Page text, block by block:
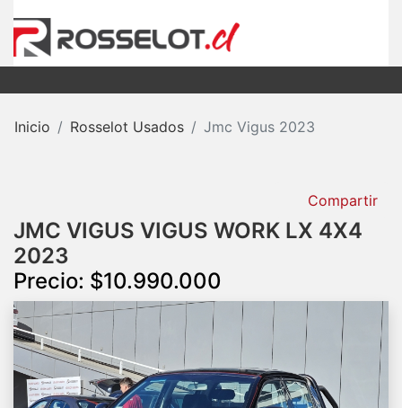
Inicio Rosselot Usados Jmc Vigus 2023
Compartir
JMC VIGUS VIGUS WORK LX 4X4
2023
Precio: $10.990.000